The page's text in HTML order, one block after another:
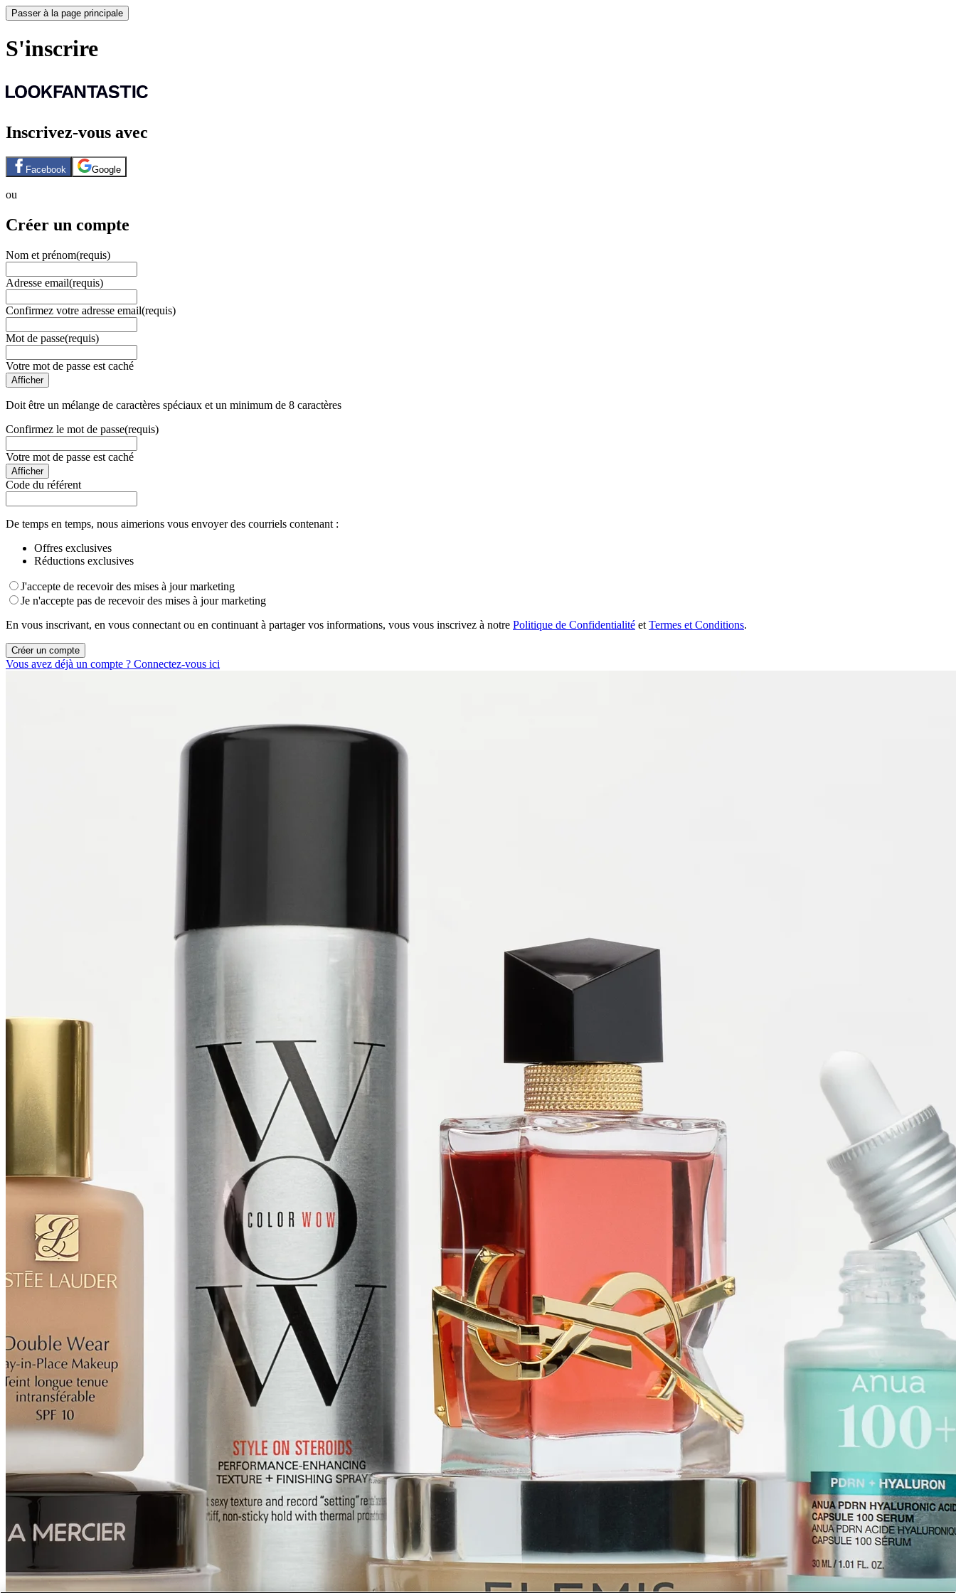
Passer à la page principale
S'inscrire
Inscrivez-vous avec
Facebook Google
ou
Créer un compte
Nom et prénom(requis)
Adresse email(requis)
Confirmez votre adresse email(requis)
Mot de passe(requis)
Votre mot de passe est caché
Afficher
Doit être un mélange de caractères spéciaux et un minimum de 8 caractères
Confirmez le mot de passe(requis)
Votre mot de passe est caché
Afficher
Code du référent
De temps en temps, nous aimerions vous envoyer des courriels contenant :
Offres exclusives
Réductions exclusives
J'accepte de recevoir des mises à jour marketing
Je n'accepte pas de recevoir des mises à jour marketing
En vous inscrivant, en vous connectant ou en continuant à partager vos informations, vous vous inscrivez à notre Politique de Confidentialité et Termes et Conditions.
Créer un compte
Vous avez déjà un compte ? Connectez-vous ici